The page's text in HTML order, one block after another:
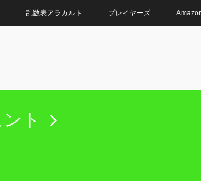
乱数表アラカルト プレイヤーズ
ト